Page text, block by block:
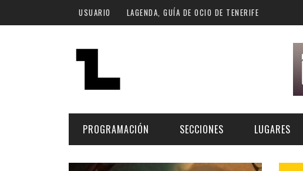
Pasar al contenido principal
USUARIO LAGENDA, GUÍA DE OCIO DE TENERIFE
PROGRAMACIÓN SECCIONES LUGARES